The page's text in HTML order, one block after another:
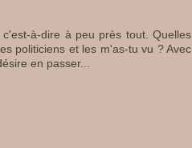
à-dire à peu près tout. Quelles
politiciens et les m'as-tu vu ? Avec
en passer...